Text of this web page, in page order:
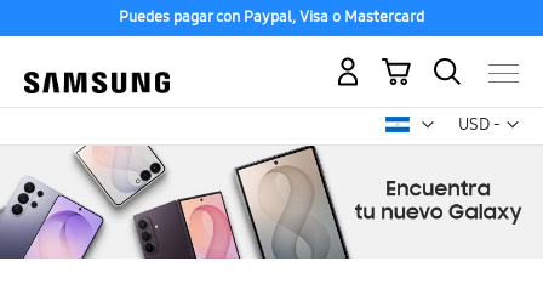
Puedes pagar con Paypal, Visa o Mastercard
USD -
dólar
Mi carrito